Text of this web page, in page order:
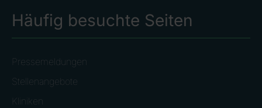
Häufig besuchte Seiten
Pressemeldungen
Stellenangebote
Kliniken